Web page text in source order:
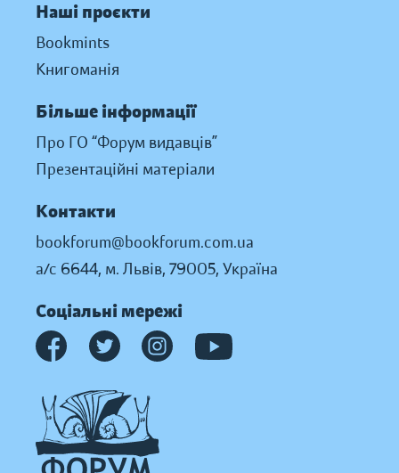
Наші проєкти
Bookmints
Книгоманія
Більше інформації
Про ГО “Форум видавців”
Презентаційні матеріали
Контакти
bookforum@bookforum.com.ua
а/с 6644, м. Львів, 79005, Україна
Соціальні мережі